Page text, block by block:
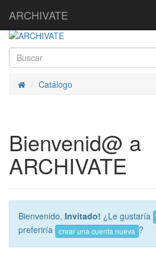
ARCHIVATE
InicioCatálogo
Bienvenid@ a
ARCHIVATE
Bienvenido, Invitado! ¿Le gustaría
preferiría crear una cuenta nueva ?